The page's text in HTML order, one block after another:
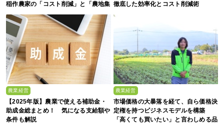
稲作農家の「コスト削減」と「農地集
約」
徹底した効率化とコスト削減術
農業経営
【2025年版】農業で使える補助金・
助成金総まとめ！ 気になる支給額や
条件も解説
農業経営
市場価格の大暴落を経て、自ら価格決
定権を持つビジネスモデルを構築
「高くても買いたい」と言わしめる品